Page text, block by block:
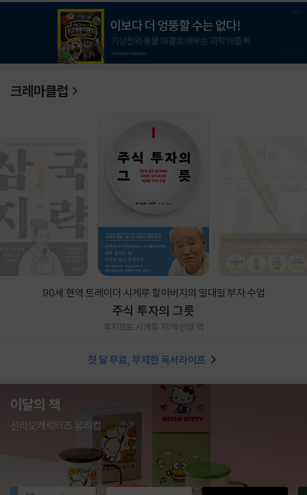
크레마클럽
90세 현역 트레이더 시게루 할아버지의 일대일 부자 수업
주식 투자의 그릇
후지모토 시게루 저/박선영 역
첫 달 무료, 무제한 독서라이프
이달의 책
산리오캐릭터즈 유리컵